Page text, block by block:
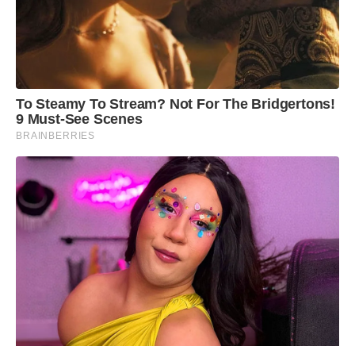
To Steamy To Stream? Not For The Bridgertons!
9 Must-See Scenes
BRAINBERRIES